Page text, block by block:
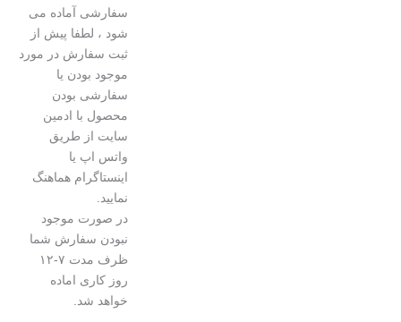
سفارشی آماده می
شود ، لطفا پیش از
ثبت سفارش در مورد
موجود بودن یا
سفارشی بودن
محصول با ادمین
سایت از طریق
واتس اپ یا
اینستاگرام هماهنگ
نمایید.
در صورت موجود
نبودن سفارش شما
ظرف مدت ۷-۱۲
روز کاری اماده
خواهد شد.